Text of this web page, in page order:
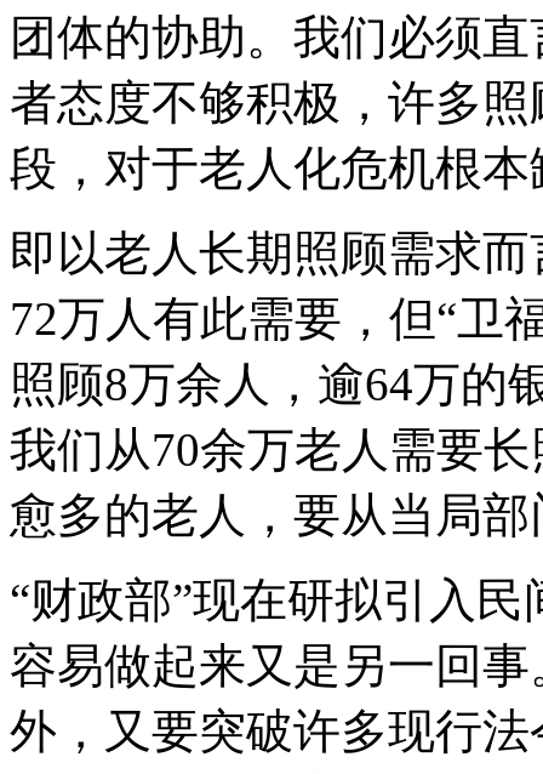
团体的协助。我们必须
者态度不够积极，许多
段，对于老人化危机根
即以老人长期照顾需求
72万人有此需要，但“卫
照顾8万余人，逾64万的
我们从70余万老人需要
愈多的老人，要从当局
“财政部”现在研拟引入
容易做起来又是另一回
外，又要突破许多现行